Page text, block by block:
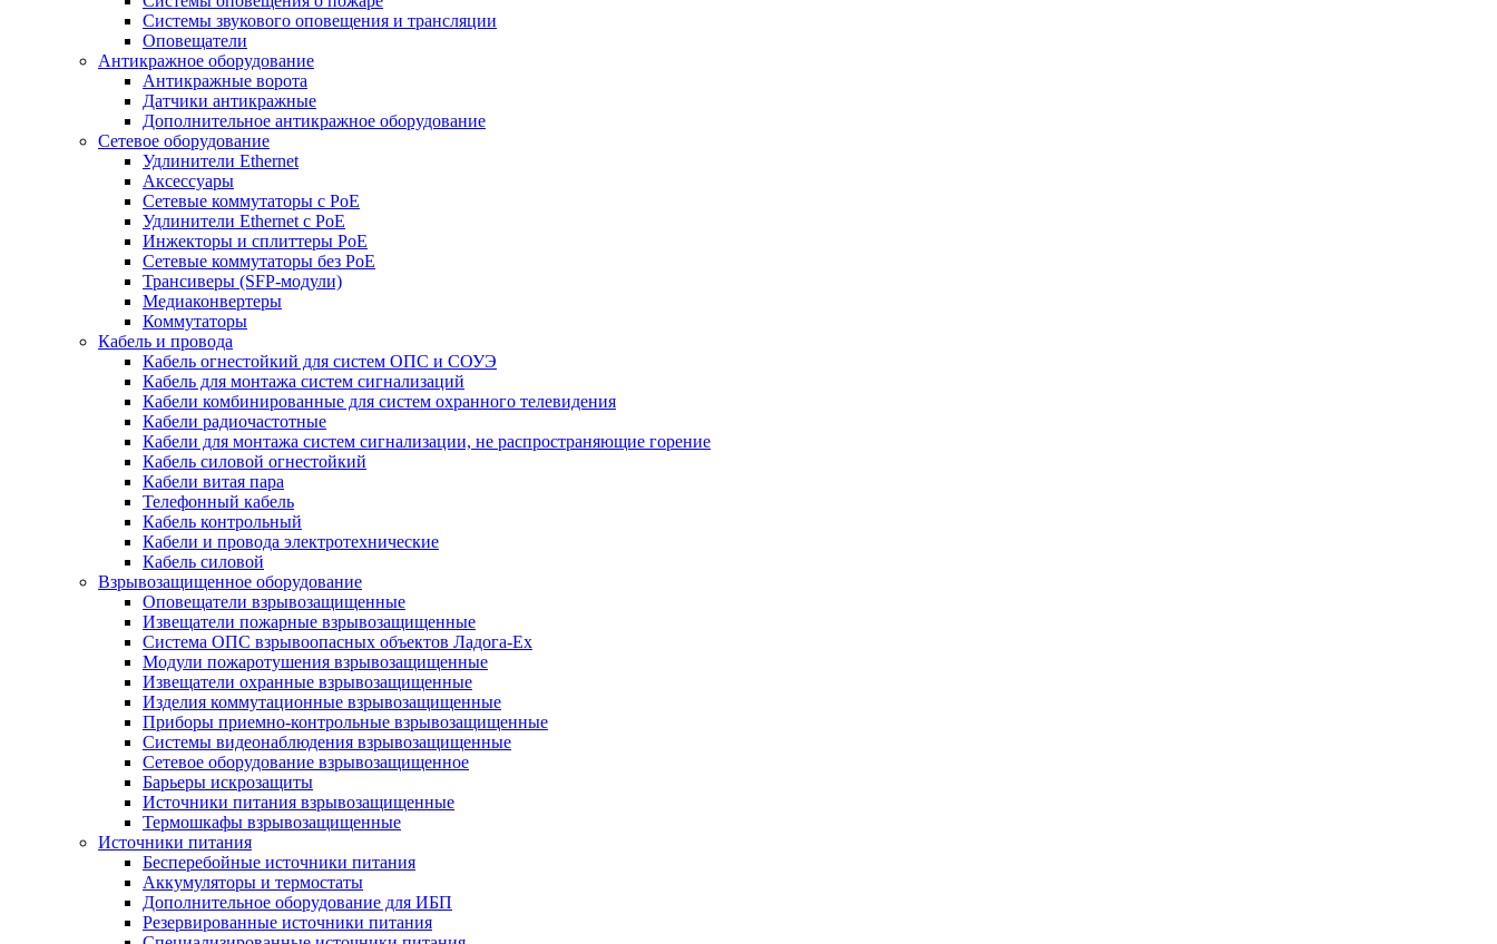
Системы звукового оповещения и трансляции
Оповещатели
Антикражное оборудование
Антикражные ворота
Датчики антикражные
Дополнительное антикражное оборудование
Сетевое оборудование
Удлинители Ethernet
Аксессуары
Сетевые коммутаторы с РоЕ
Удлинители Ethernet с PoE
Инжекторы и сплиттеры РоЕ
Сетевые коммутаторы без РоЕ
Трансиверы (SFP-модули)
Медиаконвертеры
Коммутаторы
Кабель и провода
Кабель огнестойкий для систем ОПС и СОУЭ
Кабель для монтажа систем сигнализаций
Кабели комбинированные для систем охранного телевидения
Кабели радиочастотные
Кабели для монтажа систем сигнализации, не распространяющие горение
Кабель силовой огнестойкий
Кабели витая пара
Телефонный кабель
Кабель контрольный
Кабели и провода электротехнические
Кабель силовой
Взрывозащищенное оборудование
Оповещатели взрывозащищенные
Извещатели пожарные взрывозащищенные
Система ОПС взрывоопасных объектов Ладога-Ex
Модули пожаротушения взрывозащищенные
Извещатели охранные взрывозащищенные
Изделия коммутационные взрывозащищенные
Приборы приемно-контрольные взрывозащищенные
Системы видеонаблюдения взрывозащищенные
Сетевое оборудование взрывозащищенное
Барьеры искрозащиты
Источники питания взрывозащищенные
Термошкафы взрывозащищенные
Источники питания
Бесперебойные источники питания
Аккумуляторы и термостаты
Дополнительное оборудование для ИБП
Резервированные источники питания